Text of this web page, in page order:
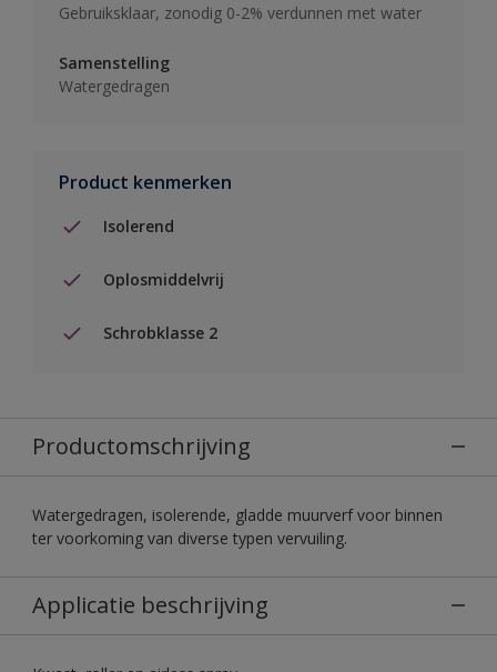
Gebruiksklaar, zonodig 0-2% verdunnen met water
Samenstelling
Watergedragen
Product kenmerken
Isolerend
Oplosmiddelvrij
Schrobklasse 2
Productomschrijving
Watergedragen, isolerende, gladde muurverf voor binnen
ter voorkoming van diverse typen vervuiling.
Applicatie beschrijving